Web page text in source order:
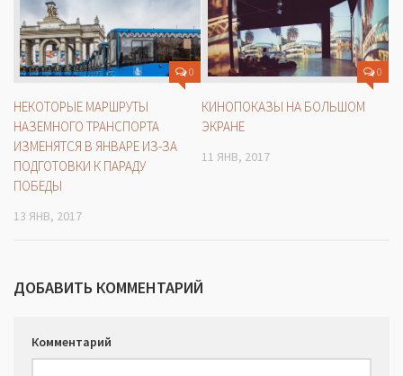
0
НЕКОТОРЫЕ МАРШРУТЫ
НАЗЕМНОГО ТРАНСПОРТА
ИЗМЕНЯТСЯ В ЯНВАРЕ ИЗ-ЗА
ПОДГОТОВКИ К ПАРАДУ
ПОБЕДЫ
13 ЯНВ, 2017
0
КИНОПОКАЗЫ НА БОЛЬШОМ
ЭКРАНЕ
11 ЯНВ, 2017
ДОБАВИТЬ КОММЕНТАРИЙ
Комментарий